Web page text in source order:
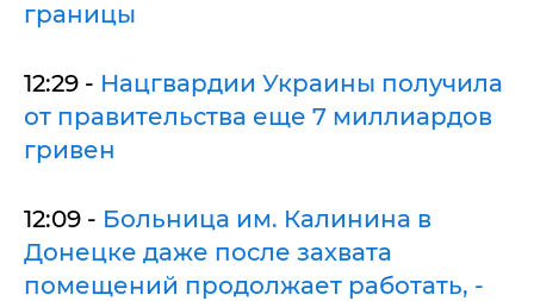
границы
12:29 - Нацгвардии Украины получила
от правительства еще 7 миллиардов
гривен
12:09 - Больница им. Калинина в
Донецке даже после захвата
помещений продолжает работать, -